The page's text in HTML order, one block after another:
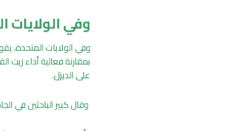
وفي الولايات
وفي الولايات المتحدة،
بمقارنة فعالية أداء زيت
على الديزل.
وقال كبير الباحثين في